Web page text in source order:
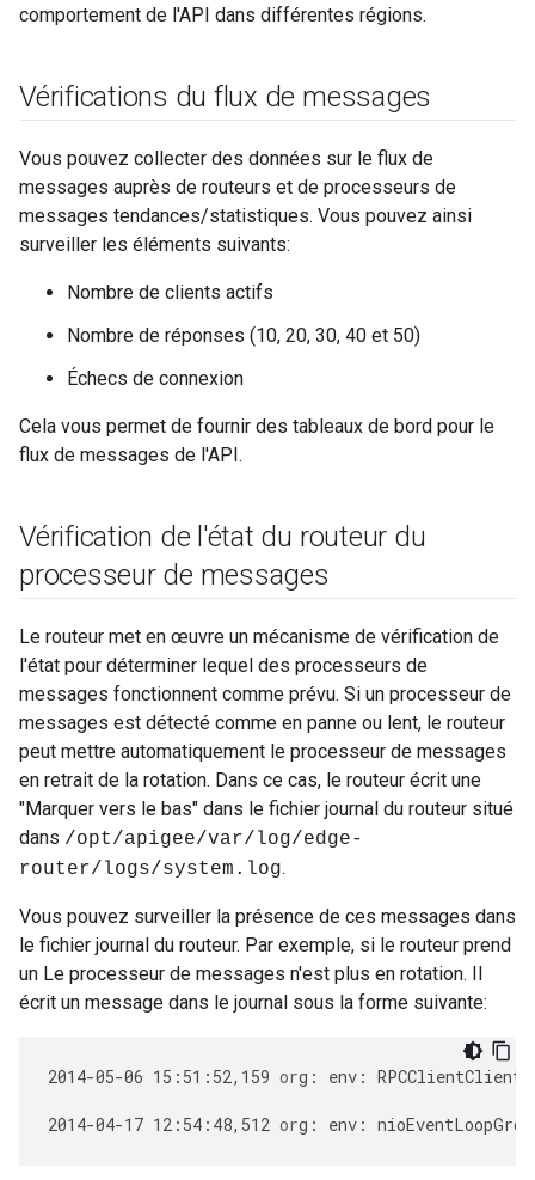
comportement de l'API dans différentes régions.
Vérifications du flux de messages
Vous pouvez collecter des données sur le flux de
messages auprès de routeurs et de processeurs de
messages tendances/statistiques. Vous pouvez ainsi
surveiller les éléments suivants:
Nombre de clients actifs
Nombre de réponses (10, 20, 30, 40 et 50)
Échecs de connexion
Cela vous permet de fournir des tableaux de bord pour le
flux de messages de l'API.
Vérification de l'état du routeur du
processeur de messages
Le routeur met en œuvre un mécanisme de vérification de
l'état pour déterminer lequel des processeurs de
messages fonctionnent comme prévu. Si un processeur de
messages est détecté comme en panne ou lent, le routeur
peut mettre automatiquement le processeur de messages
en retrait de la rotation. Dans ce cas, le routeur écrit une
"Marquer vers le bas" dans le fichier journal du routeur situé
dans /opt/apigee/var/log/edge-
router/logs/system.log.
Vous pouvez surveiller la présence de ces messages dans
le fichier journal du routeur. Par exemple, si le routeur prend
un Le processeur de messages n'est plus en rotation. Il
écrit un message dans le journal sous la forme suivante:
2014-05-06 15 : 51 : 52, 159 org : env :
2014-04-17 12 : 54 : 48, 512 org : env :